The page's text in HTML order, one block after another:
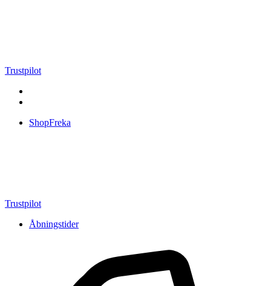
Trustpilot
ShopFreka
Trustpilot
Åbningstider